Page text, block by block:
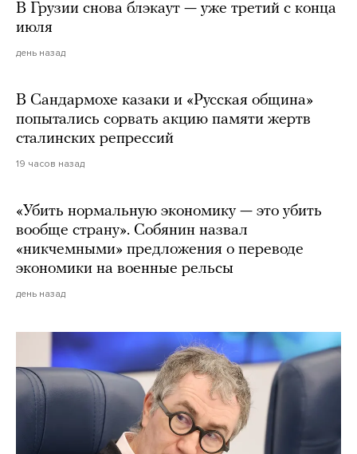
В Грузии снова блэкаут — уже третий с конца
июля
день назад
В Сандармохе казаки и «Русская община»
попытались сорвать акцию памяти жертв
сталинских репрессий
19 часов назад
«Убить нормальную экономику — это убить
вообще страну». Собянин назвал
«никчемными» предложения о переводе
экономики на военные рельсы
день назад